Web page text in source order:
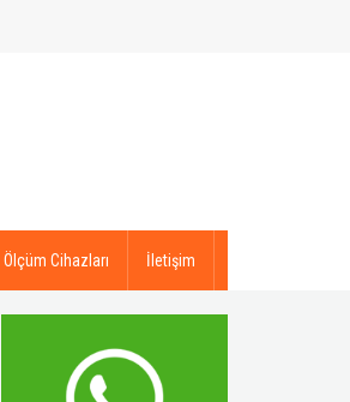
Ölçüm Cihazları İletişim